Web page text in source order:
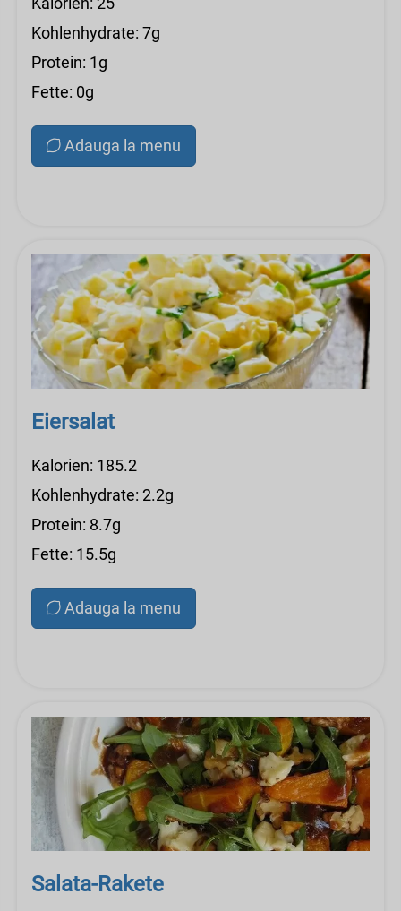
Kohlenhydrate: 7g
Protein: 1g
Fette: 0g
Adauga la menu
Eiersalat
Kalorien: 185.2
Kohlenhydrate: 2.2g
Protein: 8.7g
Fette: 15.5g
Adauga la menu
Salata-Rakete